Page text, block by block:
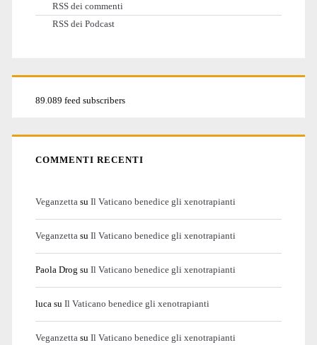
RSS dei commenti
RSS dei Podcast
89.089 feed subscribers
COMMENTI RECENTI
Veganzettasu Il Vaticano benedice gli xenotrapianti
Veganzettasu Il Vaticano benedice gli xenotrapianti
Paola Drog su Il Vaticano benedice gli xenotrapianti
lucasu Il Vaticano benedice gli xenotrapianti
Veganzettasu Il Vaticano benedice gli xenotrapianti